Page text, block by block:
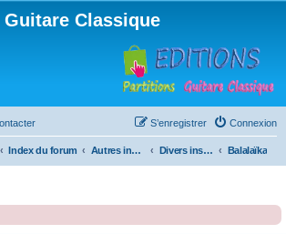
Guitare Classique
Connexion
S’enregistrer
Index du forum Autres instruments à cordes pincées, ou styles Divers instruments Balalaïka